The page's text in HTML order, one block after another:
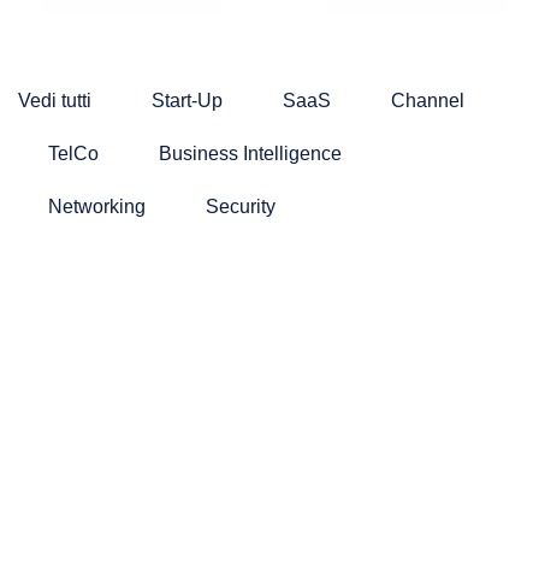
Vedi tutti Start-Up SaaS Channel
TelCo Business Intelligence
Networking Security